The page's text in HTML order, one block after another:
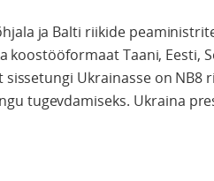
ja Balti riikide
Taani, Eesti,
Ukrainasse on NB8
tugevdamiseks. Ukraina